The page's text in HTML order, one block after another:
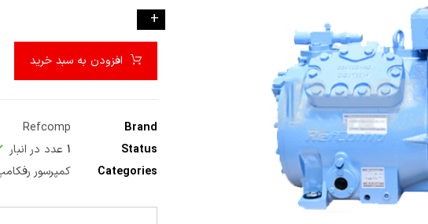
+
افزودن به سبد خرید
Brand
Refcomp
Status
۱ عدد در انبار
Categories
کمپرسور